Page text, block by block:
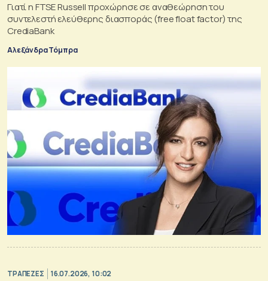
Γιατί η FTSE Russell προχώρησε σε αναθεώρηση του
συντελεστή ελεύθερης διασποράς (free float factor) της
CrediaBank
Αλεξάνδρα Τόμπρα
ΤΡΑΠΕΖΕΣ 16.07.2026, 10:02